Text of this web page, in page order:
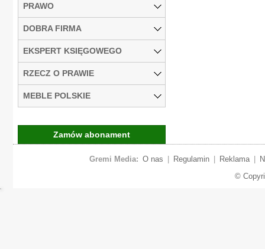
PRAWO
DOBRA FIRMA
EKSPERT KSIĘGOWEGO
RZECZ O PRAWIE
MEBLE POLSKIE
Zamów abonament
Gremi Media: O nas Regulamin Reklama
©